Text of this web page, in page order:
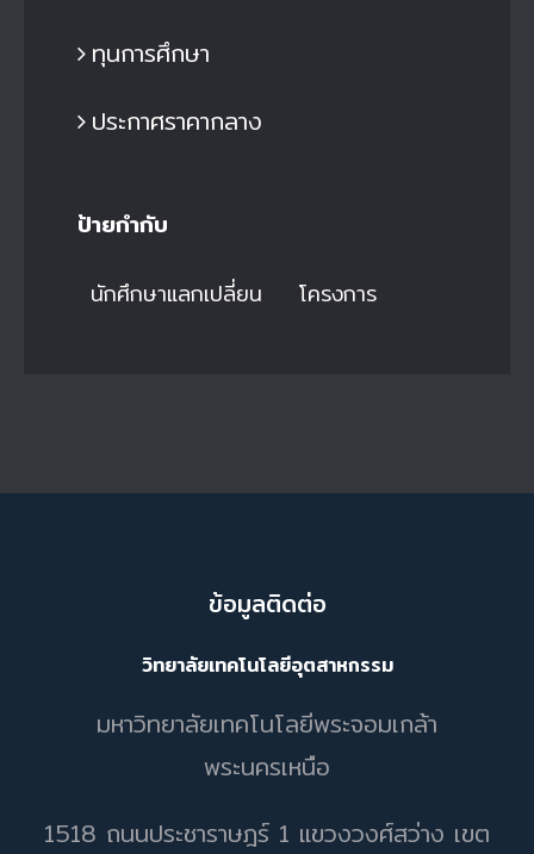
ทุนการศึกษา
ประกาศราคากลาง
ป้ายกำกับ
นักศึกษาแลกเปลี่ยน โครงการ
ข้อมูลติดต่อ
วิทยาลัยเทคโนโลยีอุตสาหกรรม
มหาวิทยาลัยเทคโนโลยีพระจอมเกล้า
พระนครเหนือ
1518 ถนนประชาราษฎร์ 1 แขวงวงศ์สว่าง เขต